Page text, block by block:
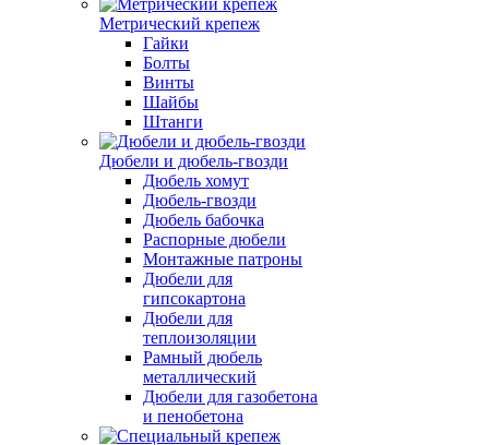
Метрический крепеж
Гайки
Болты
Винты
Шайбы
Штанги
Дюбели и дюбель-гвозди
Дюбель хомут
Дюбель-гвозди
Дюбель бабочка
Распорные дюбели
Монтажные патроны
Дюбели для
гипсокартона
Дюбели для
теплоизоляции
Рамный дюбель
металлический
Дюбели для газобетона
и пенобетона